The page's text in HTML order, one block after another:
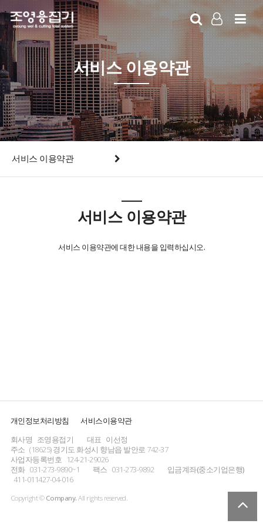
서비스 이용약관
서비스 이용약관
서비스 이용약관
서비스 이용약관에 대한 내용을 입력하십시오.
개인정보처리방침
서비스이용약관
회사명 조영용접기 대표 이선정
주소 (18625) 경기도 화성시 향남읍 발안로 742-37
사업자등록번호 124-21-29026
전화 031-273-9890~1 팩스 031-273-9892
입금계좌(중소기업은행)
411-011427-04-016
Copyright © Company. All rights reserved.